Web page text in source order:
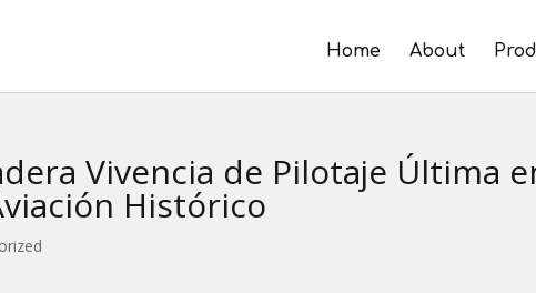
Home About
Vivencia de Pilotaje Última
Histórico